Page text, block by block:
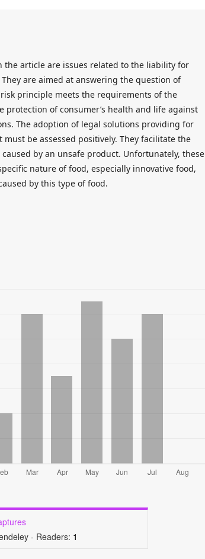
article are issues related to the liability for
are aimed at answering the question of
principle meets the requirements of the
of consumer’s health and life against
The adoption of legal solutions providing for
be assessed positively. They facilitate the
by an unsafe product. Unfortunately, these
nature of food, especially innovative food,
by this type of food.
- Readers: 1